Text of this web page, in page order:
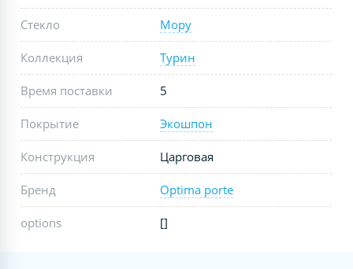
Стекло Мору
Коллекция Турин
Время поставки 5
Покрытие Экошпон
Конструкция Царговая
Бренд Optima porte
options []